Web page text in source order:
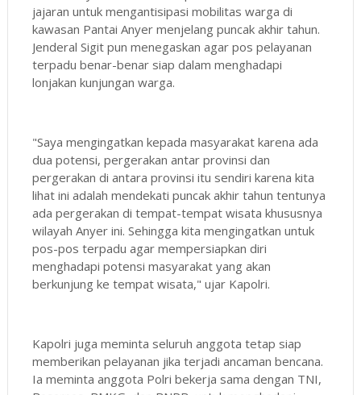
jajaran untuk mengantisipasi mobilitas warga di
kawasan Pantai Anyer menjelang puncak akhir tahun.
Jenderal Sigit pun menegaskan agar pos pelayanan
terpadu benar-benar siap dalam menghadapi
lonjakan kunjungan warga.
"Saya mengingatkan kepada masyarakat karena ada
dua potensi, pergerakan antar provinsi dan
pergerakan di antara provinsi itu sendiri karena kita
lihat ini adalah mendekati puncak akhir tahun tentunya
ada pergerakan di tempat-tempat wisata khususnya
wilayah Anyer ini. Sehingga kita mengingatkan untuk
pos-pos terpadu agar mempersiapkan diri
menghadapi potensi masyarakat yang akan
berkunjung ke tempat wisata," ujar Kapolri.
Kapolri juga meminta seluruh anggota tetap siap
memberikan pelayanan jika terjadi ancaman bencana.
Ia meminta anggota Polri bekerja sama dengan TNI,